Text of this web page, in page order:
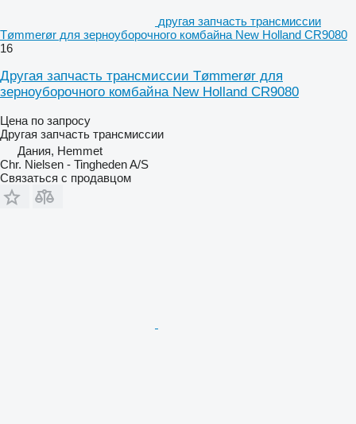
другая запчасть трансмиссии
Tømmerør для зерноуборочного комбайна New Holland CR9080
16
Другая запчасть трансмиссии Tømmerør для
зерноуборочного комбайна New Holland CR9080
Цена по запросу
Другая запчасть трансмиссии
Дания, Hemmet
Chr. Nielsen - Tingheden A/S
Связаться с продавцом